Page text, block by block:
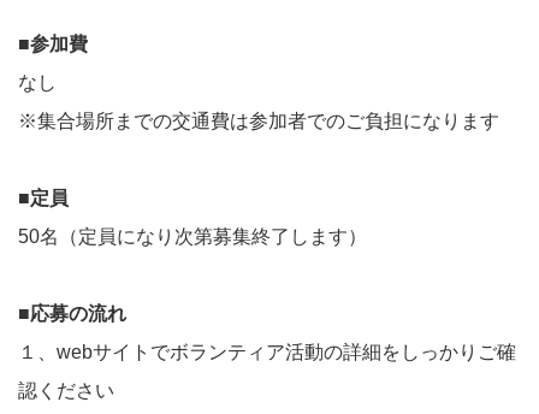
■参加費
なし
※集合場所までの交通費は参加者でのご負担になります
■定員
50名（定員になり次第募集終了します）
■応募の流れ
１、webサイトでボランティア活動の詳細をしっかりご確
認ください